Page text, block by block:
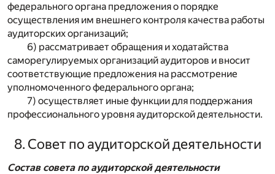
федерального органа предложения о порядке
осуществления им внешнего контроля качества работы
аудиторских организаций;
6) рассматривает обращения и ходатайства
саморегулируемых организаций аудиторов и вносит
соответствующие предложения на рассмотрение
уполномоченного федерального органа;
7) осуществляет иные функции для поддержания
профессионального уровня аудиторской деятельности.
8. Совет по аудиторской деятельности
Состав совета по аудиторской деятельности